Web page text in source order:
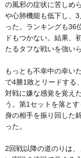
の風邪の症状に苦しめ
や心肺機能も低下し、
った。ランキングも36
ドもつかない。結果、
たるタフな戦いを強い
もっとも不幸中の幸い
で4勝1敗とリードする
対戦に嫌な感覚を覚え
う。第1セットを落と
身の相手を振り回した
った。
2回戦以降の道のりは